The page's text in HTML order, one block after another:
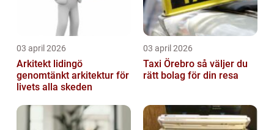
03 april 2026
Arkitekt lidingö
genomtänkt arkitektur för
livets alla skeden
03 april 2026
Taxi Örebro så väljer du
rätt bolag för din resa